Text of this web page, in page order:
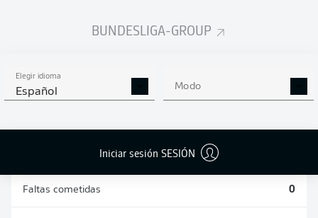
BUNDESLIGA-GROUP
Elegir idioma
Español Modo
Iniciar sesión SESIÓN
ESTADÍSTICAS
Faltas cometidas 0